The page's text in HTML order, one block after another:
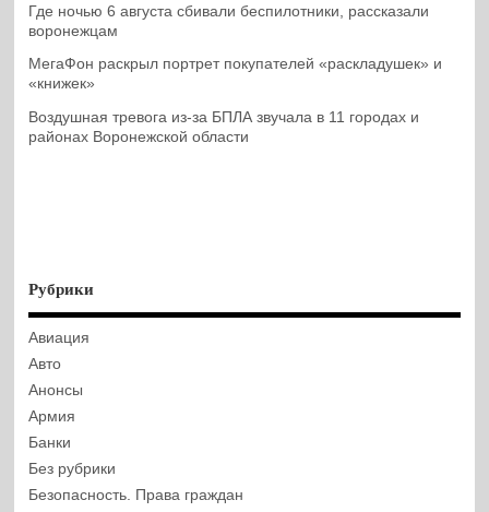
Где ночью 6 августа сбивали беспилотники, рассказали
воронежцам
МегаФон раскрыл портрет покупателей «раскладушек» и
«книжек»
Воздушная тревога из-за БПЛА звучала в 11 городах и
районах Воронежской области
Рубрики
Авиация
Авто
Анонсы
Армия
Банки
Без рубрики
Безопасность. Права граждан